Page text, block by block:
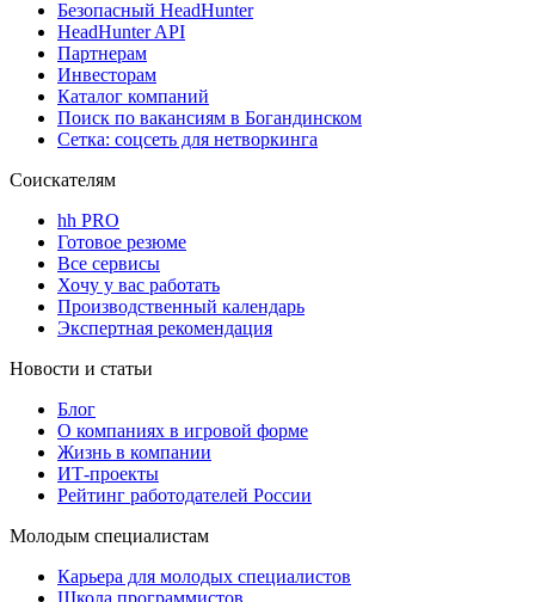
Безопасный HeadHunter
HeadHunter API
Партнерам
Инвесторам
Каталог компаний
Поиск по вакансиям в Богандинском
Сетка: соцсеть для нетворкинга
Соискателям
hh PRO
Готовое резюме
Все сервисы
Хочу у вас работать
Производственный календарь
Экспертная рекомендация
Новости и статьи
Блог
О компаниях в игровой форме
Жизнь в компании
ИТ-проекты
Рейтинг работодателей России
Молодым специалистам
Карьера для молодых специалистов